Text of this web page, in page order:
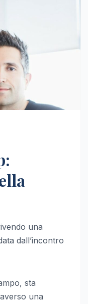
una
dall’incontro
sta
una